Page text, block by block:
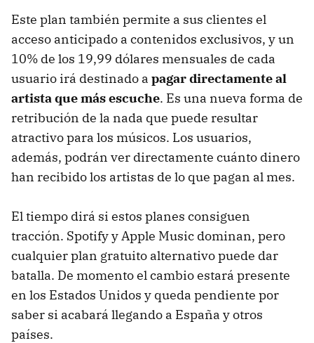
Este plan también permite a sus clientes el
acceso anticipado a contenidos exclusivos, y un
10% de los 19,99 dólares mensuales de cada
usuario irá destinado a pagar directamente al
artista que más escuche. Es una nueva forma de
retribución de la nada que puede resultar
atractivo para los músicos. Los usuarios,
además, podrán ver directamente cuánto dinero
han recibido los artistas de lo que pagan al mes.
El tiempo dirá si estos planes consiguen
tracción. Spotify y Apple Music dominan, pero
cualquier plan gratuito alternativo puede dar
batalla. De momento el cambio estará presente
en los Estados Unidos y queda pendiente por
saber si acabará llegando a España y otros
países.